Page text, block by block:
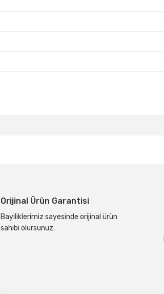
Orijinal Ürün Garantisi
Bayiliklerimiz sayesinde orijinal ürün
sahibi olursunuz.